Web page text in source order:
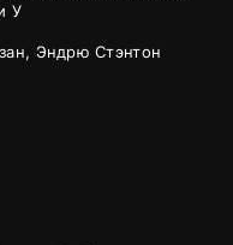
У
Эндрю Стэнтон